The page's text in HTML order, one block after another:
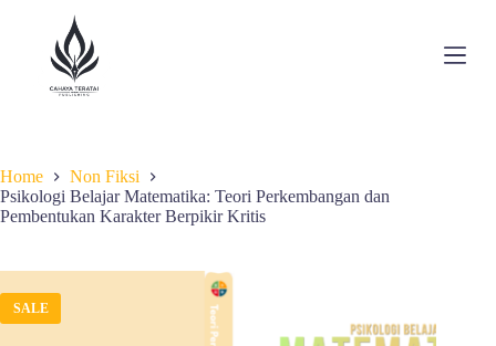
n
t
e
Home
Non Fiksi
Psikologi Belajar Matematika: Teori Perkembangan dan
Pembentukan Karakter Berpikir Kritis
SALE